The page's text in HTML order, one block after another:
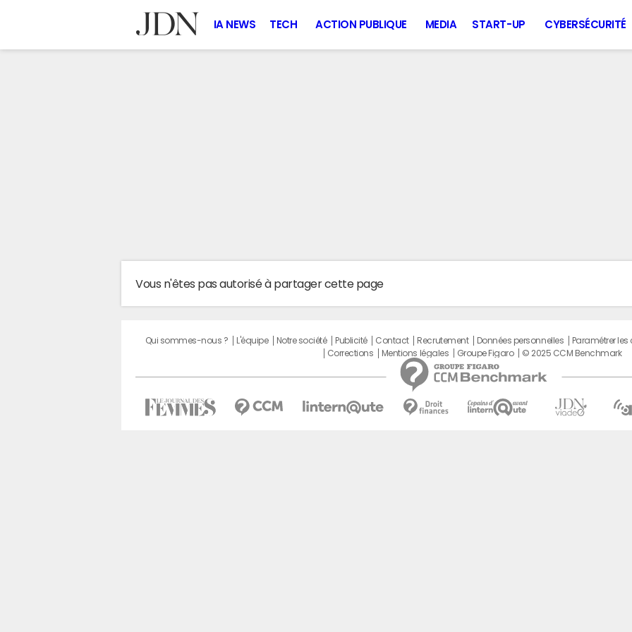
IA NEWS TECH ACTION PUBLIQUE MEDIA START-UP CYBERSÉCURITÉ
Vous n'êtes pas autorisé à partager cette page
Qui sommes-nous ? L'équipe Notre société Publicité Contact Recrutement Données personnelles Paramétrer les
Corrections
Mentions légales Groupe Figaro © 2025 CCM Benchmark